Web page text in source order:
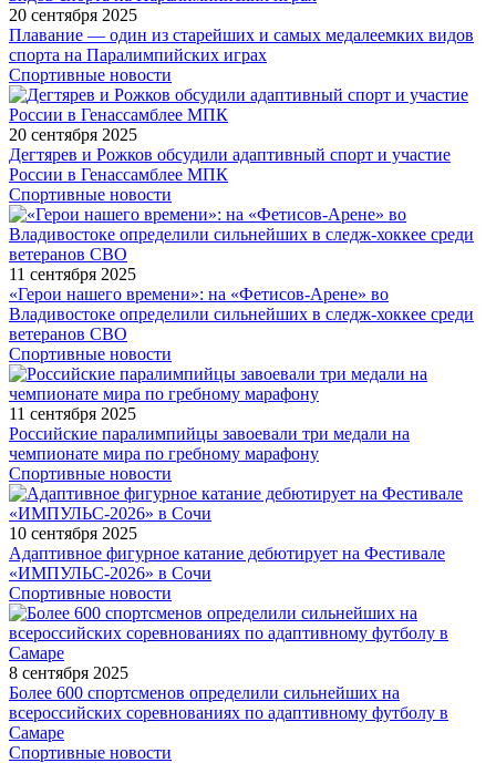
20 сентября 2025
Плавание — один из старейших и самых медалеемких видов
спорта на Паралимпийских играх
Спортивные новости
20 сентября 2025
Дегтярев и Рожков обсудили адаптивный спорт и участие
России в Генассамблее МПК
Спортивные новости
11 сентября 2025
«Герои нашего времени»: на «Фетисов-Арене» во
Владивостоке определили сильнейших в следж-хоккее среди
ветеранов СВО
Спортивные новости
11 сентября 2025
Российские паралимпийцы завоевали три медали на
чемпионате мира по гребному марафону
Спортивные новости
10 сентября 2025
Адаптивное фигурное катание дебютирует на Фестивале
«ИМПУЛЬС-2026» в Сочи
Спортивные новости
8 сентября 2025
Более 600 спортсменов определили сильнейших на
всероссийских соревнованиях по адаптивному футболу в
Самаре
Спортивные новости